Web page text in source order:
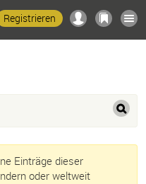
Registrieren
Einträge dieser
oder weltweit